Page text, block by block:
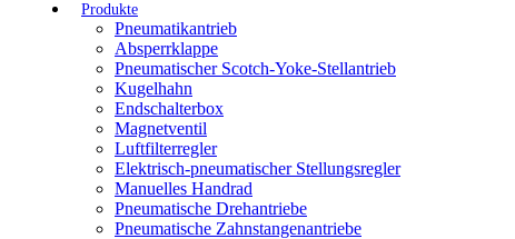
Produkte
Pneumatikantrieb
Absperrklappe
Pneumatischer Scotch-Yoke-Stellantrieb
Kugelhahn
Endschalterbox
Magnetventil
Luftfilterregler
Elektrisch-pneumatischer Stellungsregler
Manuelles Handrad
Pneumatische Drehantriebe
Pneumatische Zahnstangenantriebe